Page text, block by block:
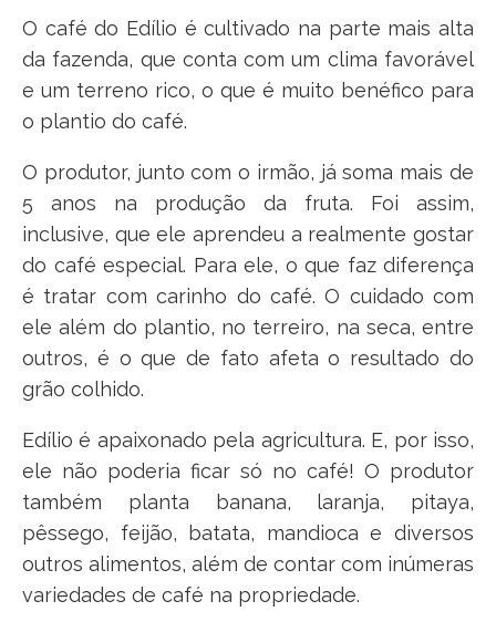
O café do Edílio é cultivado na parte mais alta
da fazenda, que conta com um clima favorável
e um terreno rico, o que é muito benéfico para
o plantio do café.
O produtor, junto com o irmão, já soma mais de
5 anos na produção da fruta. Foi assim,
inclusive, que ele aprendeu a realmente gostar
do café especial. Para ele, o que faz diferença
é tratar com carinho do café. O cuidado com
ele além do plantio, no terreiro, na seca, entre
outros, é o que de fato afeta o resultado do
grão colhido.
Edílio é apaixonado pela agricultura. E, por isso,
ele não poderia ficar só no café! O produtor
também planta banana, laranja, pitaya,
pêssego, feijão, batata, mandioca e diversos
outros alimentos, além de contar com inúmeras
variedades de café na propriedade.